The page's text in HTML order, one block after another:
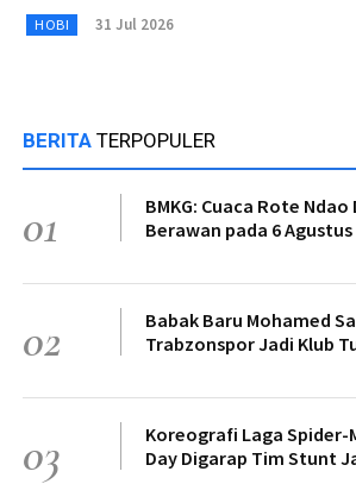
HOBI 31 Jul 2026
BERITA TERPOPULER
01
BMKG: Cuaca Rote
Berawan pada 6 Agustus
02
Babak Baru Mohamed
Trabzonspor Jadi Klub
03
Koreografi Laga Spider-
Day Digarap Tim Stunt